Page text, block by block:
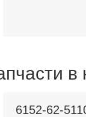
в
6152-62-